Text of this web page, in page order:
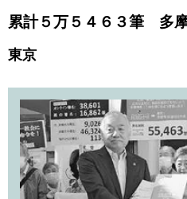
累計５万５４６３筆 多
東京